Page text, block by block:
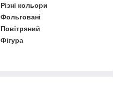
Різні кольори
Фольговані
Повітряний
Фігура